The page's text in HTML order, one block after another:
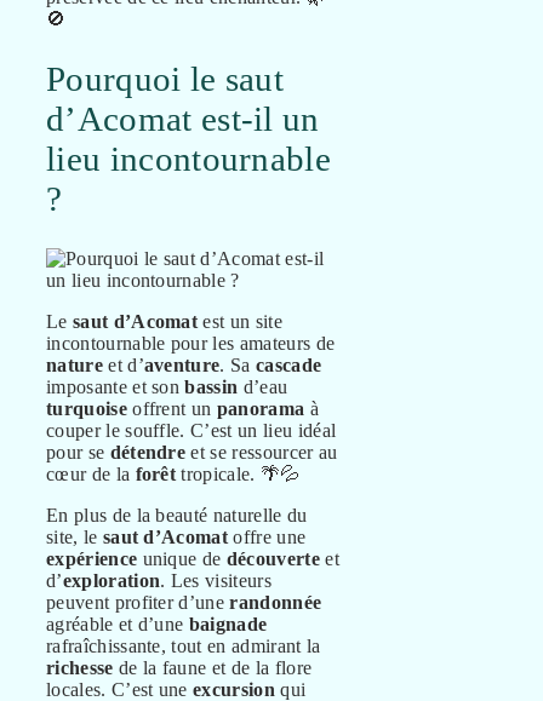
🚫
Pourquoi le saut
d’Acomat est-il un
lieu incontournable
?
Le saut d’Acomat est un site
incontournable pour les amateurs de
natureet d’aventure. Sacascade
imposante et sonbassin d’eau
turquoiseoffrent un panorama à
couper le souffle. C’est un lieu idéal
pour se détendre et se ressourcer au
cœur de la forêt tropicale. 🌴💦
En plus de la beauté naturelle du
site, le saut d’Acomat offre une
expérience unique de découverteet
d’exploration. Les visiteurs
peuvent profiter d’unerandonnée
agréable et d’une baignade
rafraîchissante, tout en admirant la
richesse de la faune et de la flore
locales. C’est uneexcursion qui